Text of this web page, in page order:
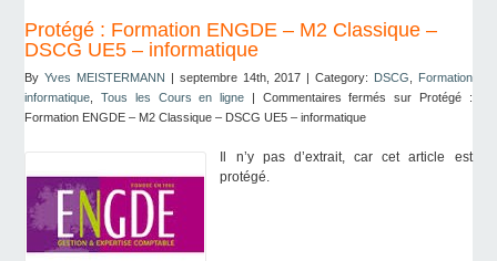
Protégé : Formation ENGDE – M2 Classique –
DSCG UE5 – informatique
ByYves MEISTERMANN | septembre 14th, 2017 | Category: DSCG
Formation
informatique ,Tous les Cours en ligne | Commentaires fermés
sur Protégé :
Formation ENGDE – M2 Classique – DSCG UE5 – informatique
Il n’y pas d’extrait, car cet article est
protégé.